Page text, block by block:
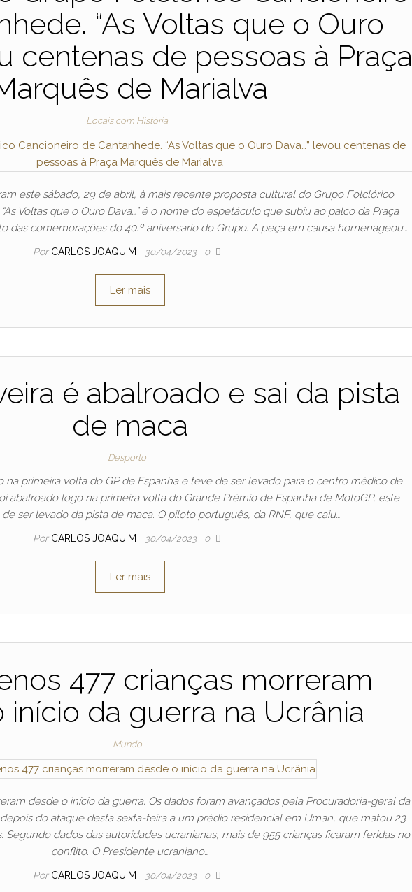
“As Voltas que o Ouro
centenas de pessoas à Praça
de Marialva
Locais com História
este sábado, 29 de abril, à mais recente proposta cultural do Grupo Folclórico
Voltas que o Ouro Dava…” é o nome do espetáculo que subiu ao palco da Praça
das comemorações do 40.º aniversário do Grupo. A peça em causa homenageou…
Por CARLOS JOAQUIM 30/04/2023 0
Ler mais
é abalroado e sai da pista
de maca
Desporto
na primeira volta do GP de Espanha e teve de ser levado para o centro médico de
abalroado logo na primeira volta do Grande Prémio de Espanha de MotoGP, este
ser levado da pista de maca. O piloto português, da RNF, que caiu…
Por CARLOS JOAQUIM 30/04/2023 0
Ler mais
477 crianças morreram
início da guerra na Ucrânia
Mundo
desde o início da guerra. Os dados foram avançados pela Procuradoria-geral da
do ataque desta sexta-feira a um prédio residencial em Uman, que matou 23
Segundo dados das autoridades ucranianas, mais de 955 crianças ficaram feridas no
conflito. O Presidente ucraniano…
Por CARLOS JOAQUIM 30/04/2023 0